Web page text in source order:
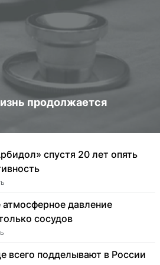
продолжается
спустя 20 лет опять
давление
сосудов
всего подделывают в России